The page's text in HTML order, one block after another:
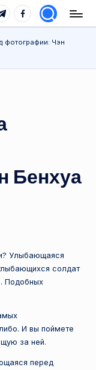
Facebook
фотографии: Чэн
Бенхуа
Улыбающаяся
солдат
Подобных
И вы поймете
за ней.
перед